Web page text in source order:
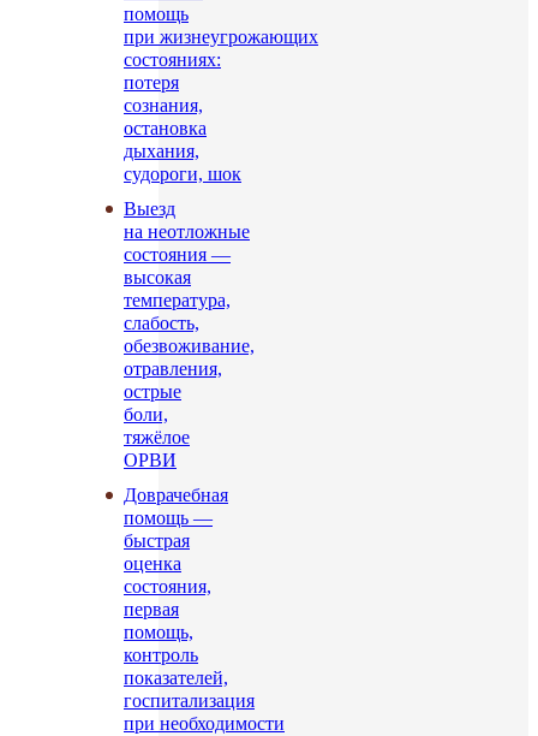
помощь
при жизнеугрожающих
состояниях:
потеря
сознания,
остановка
дыхания,
судороги, шок
Выезд
на неотложные
состояния —
высокая
температура,
слабость,
обезвоживание,
отравления,
острые
боли,
тяжёлое
ОРВИ
Доврачебная
помощь —
быстрая
оценка
состояния,
первая
помощь,
контроль
показателей,
госпитализация
при необходимости